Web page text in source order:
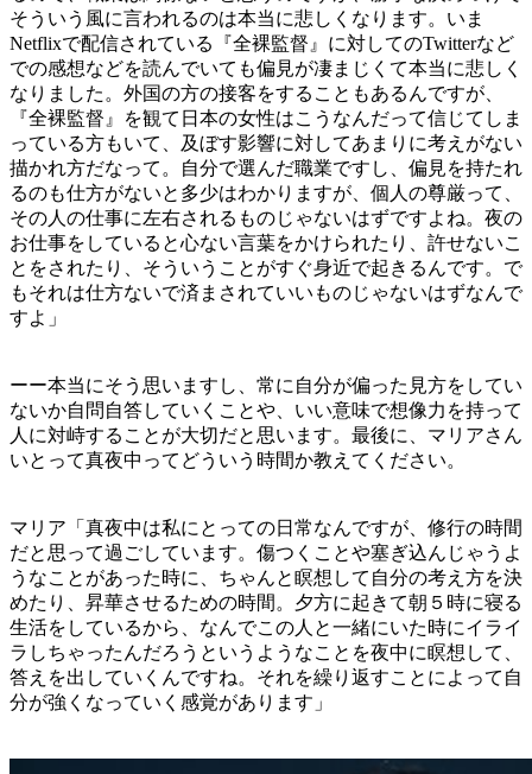
そういう風に言われるのは本当に悲しくなります。いま
Netflixで配信されている『全裸監督』に対してのTwitterなど
での感想などを読んでいても偏見が凄まじくて本当に悲しく
なりました。外国の方の接客をすることもあるんですが、
『全裸監督』を観て日本の女性はこうなんだって信じてしま
っている方もいて、及ぼす影響に対してあまりに考えがない
描かれ方だなって。自分で選んだ職業ですし、偏見を持たれ
るのも仕方がないと多少はわかりますが、個人の尊厳って、
その人の仕事に左右されるものじゃないはずですよね。夜の
お仕事をしていると心ない言葉をかけられたり、許せないこ
とをされたり、そういうことがすぐ身近で起きるんです。で
もそれは仕方ないで済まされていいものじゃないはずなんで
すよ」
ーー本当にそう思いますし、常に自分が偏った見方をしてい
ないか自問自答していくことや、いい意味で想像力を持って
人に対峙することが大切だと思います。最後に、マリアさん
いとって真夜中ってどういう時間か教えてください。
マリア「真夜中は私にとっての日常なんですが、修行の時間
だと思って過ごしています。傷つくことや塞ぎ込んじゃうよ
うなことがあった時に、ちゃんと瞑想して自分の考え方を決
めたり、昇華させるための時間。夕方に起きて朝５時に寝る
生活をしているから、なんでこの人と一緒にいた時にイライ
ラしちゃったんだろうというようなことを夜中に瞑想して、
答えを出していくんですね。それを繰り返すことによって自
分が強くなっていく感覚があります」